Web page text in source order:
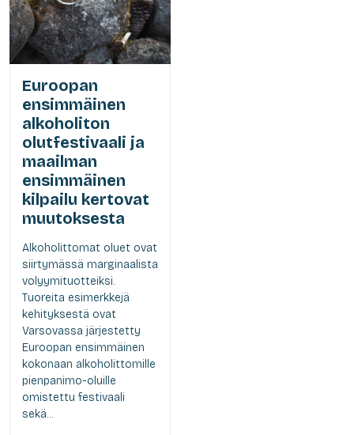
Euroopan
ensimmäinen
alkoholiton
olutfestivaali ja
maailman
ensimmäinen
kilpailu kertovat
muutoksesta
Alkoholittomat oluet ovat
siirtymässä marginaalista
volyymituotteiksi.
Tuoreita esimerkkejä
kehityksestä ovat
Varsovassa järjestetty
Euroopan ensimmäinen
kokonaan alkoholittomille
pienpanimo-oluille
omistettu festivaali
sekä...